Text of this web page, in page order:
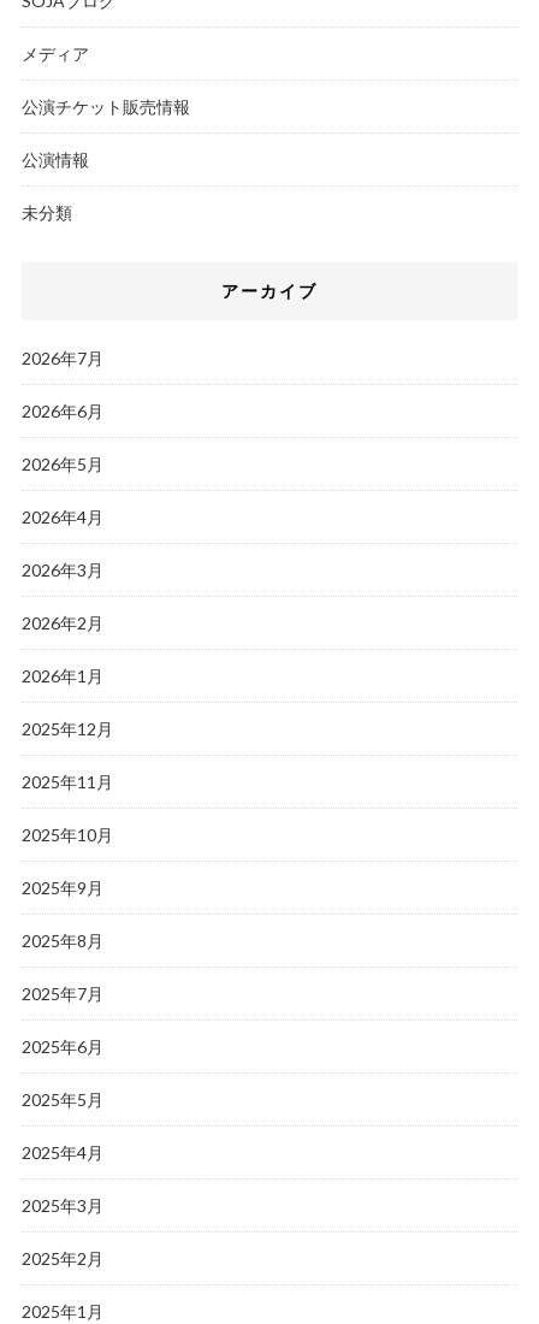
メディア
公演チケット販売情報
公演情報
未分類
アーカイブ
2026年7月
2026年6月
2026年5月
2026年4月
2026年3月
2026年2月
2026年1月
2025年12月
2025年11月
2025年10月
2025年9月
2025年8月
2025年7月
2025年6月
2025年5月
2025年4月
2025年3月
2025年2月
2025年1月